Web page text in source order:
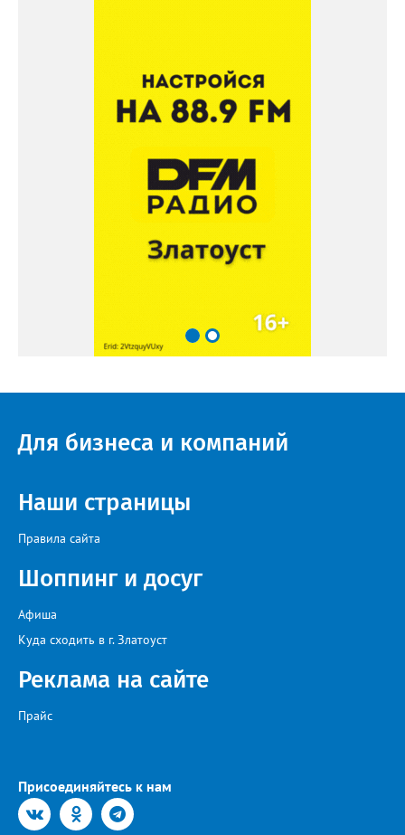
Для бизнеса и компаний
Наши страницы
Правила сайта
Шоппинг и досуг
Афиша
Куда сходить в г. Златоуст
Реклама на сайте
Прайс
Присоединяйтесь к нам